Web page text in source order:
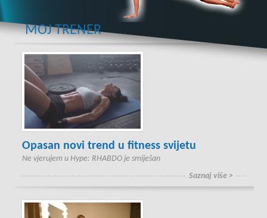
MOJ TRENER
Opasan novi trend u fitness svijetu
Ne vjerujem u Hype: RHABDO je smiješan
Saznaj više >